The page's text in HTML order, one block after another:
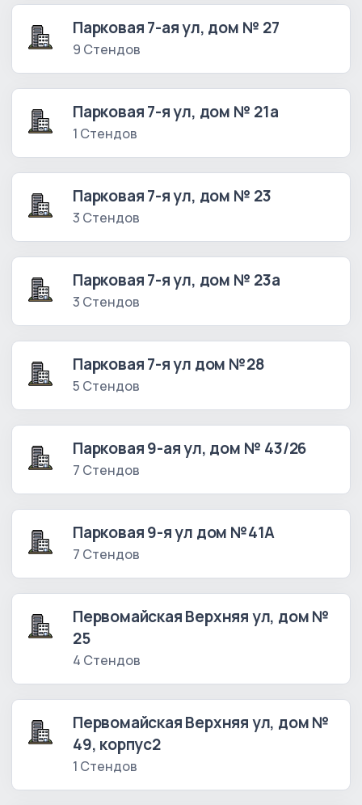
Парковая 7-ая ул, дом № 27
9 Стендов
Парковая 7-я ул, дом № 21а
1 Стендов
Парковая 7-я ул, дом № 23
3 Стендов
Парковая 7-я ул, дом № 23а
3 Стендов
Парковая 7-я ул дом №28
5 Стендов
Парковая 9-ая ул, дом № 43/26
7 Стендов
Парковая 9-я ул дом №41А
7 Стендов
Первомайская Верхняя ул, дом №
25
4 Стендов
Первомайская Верхняя ул, дом №
49, корпус2
1 Стендов